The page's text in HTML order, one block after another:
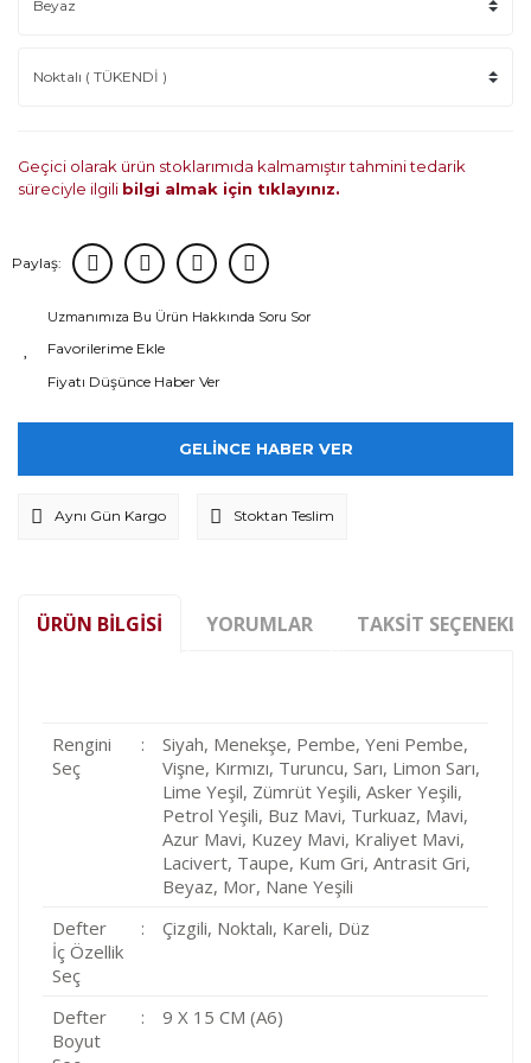
Geçici olarak ürün stoklarımıda kalmamıştır tahmini tedarik
süreciyle ilgili bilgi almak için tıklayınız.
Paylaş:
Uzmanımıza Bu Ürün Hakkında Soru Sor
Fiyatı Düşünce Haber Ver
GELİNCE HABER VER
Aynı Gün Kargo Stoktan Teslim
ÜRÜN BILGISI YORUMLAR TAKSIT
Rengini
Seç
:
Siyah, Menekşe, Pembe, Yeni Pembe,
Vişne, Kırmızı, Turuncu, Sarı, Limon Sarı,
Lime Yeşil, Zümrüt Yeşili, Asker Yeşili,
Petrol Yeşili, Buz Mavi, Turkuaz, Mavi,
Azur Mavi, Kuzey Mavi, Kraliyet Mavi,
Lacivert, Taupe, Kum Gri, Antrasit Gri,
Beyaz, Mor, Nane Yeşili
Defter
İç Özellik
Seç
: Çizgili, Noktalı, Kareli, Düz
Defter
Boyut
: 9 X 15 CM (A6)